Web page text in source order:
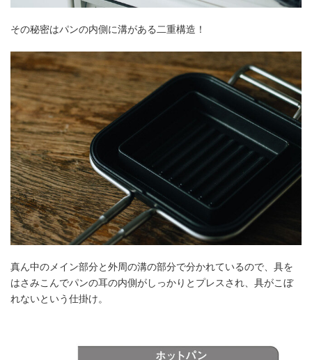
その秘密はパンの内側に溝がある二重構造！
真ん中のメイン部分と外周の溝の部分で分かれているので、具を
はさみこんでパンの耳の内側がしっかりとプレスされ、具がこぼ
れないという仕掛け。